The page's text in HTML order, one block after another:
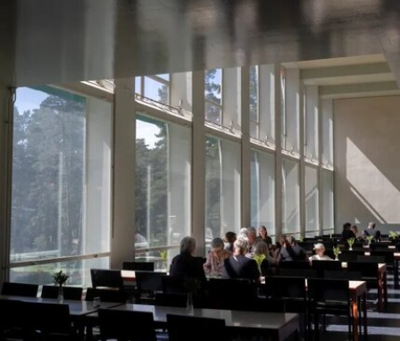
工会成员要求博物馆撤销这一决定，并发起请愿活
动，要求恢复保洁员工的职位。AICWU表示，截至
7月21日，请愿书已获得超过1900个签名。芝加哥
艺术学院一位发言人在接受《芝加哥太阳时报》采
访时表示：“芝加哥艺术学院高度重视每一位员工，
我们也非常感谢保洁团队每天付出的重要工作。我
们决定将保洁服务转为外包模式，是为了更好地支
持博物馆的日常运营；同时，我们优先选择了承诺
向现有保洁员工提供就业机会的合作伙伴。”
代表馆内工会的谈判单位AFSCME 31已正式提出
申诉，认为馆方在最终决定将保洁部门外包之前，